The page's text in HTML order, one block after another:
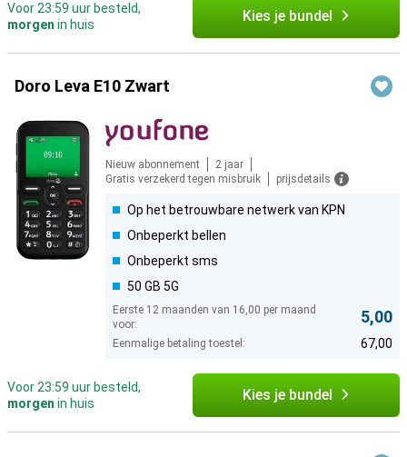
Voor 23:59 uur besteld,
morgen in huis Kies je bundel
Doro Leva E10 Zwart
Nieuw abonnement
2 jaar
Gratis verzekerd tegen misbruik
prijsdetails
Op het betrouwbare netwerk van KPN
Onbeperkt bellen
Onbeperkt sms
50 GB 5G
Eerste 12 maanden van 16,00 per maand
voor:
5,00
Eenmalige betaling toestel: 67,00
Voor 23:59 uur besteld,
morgen in huis Kies je bundel